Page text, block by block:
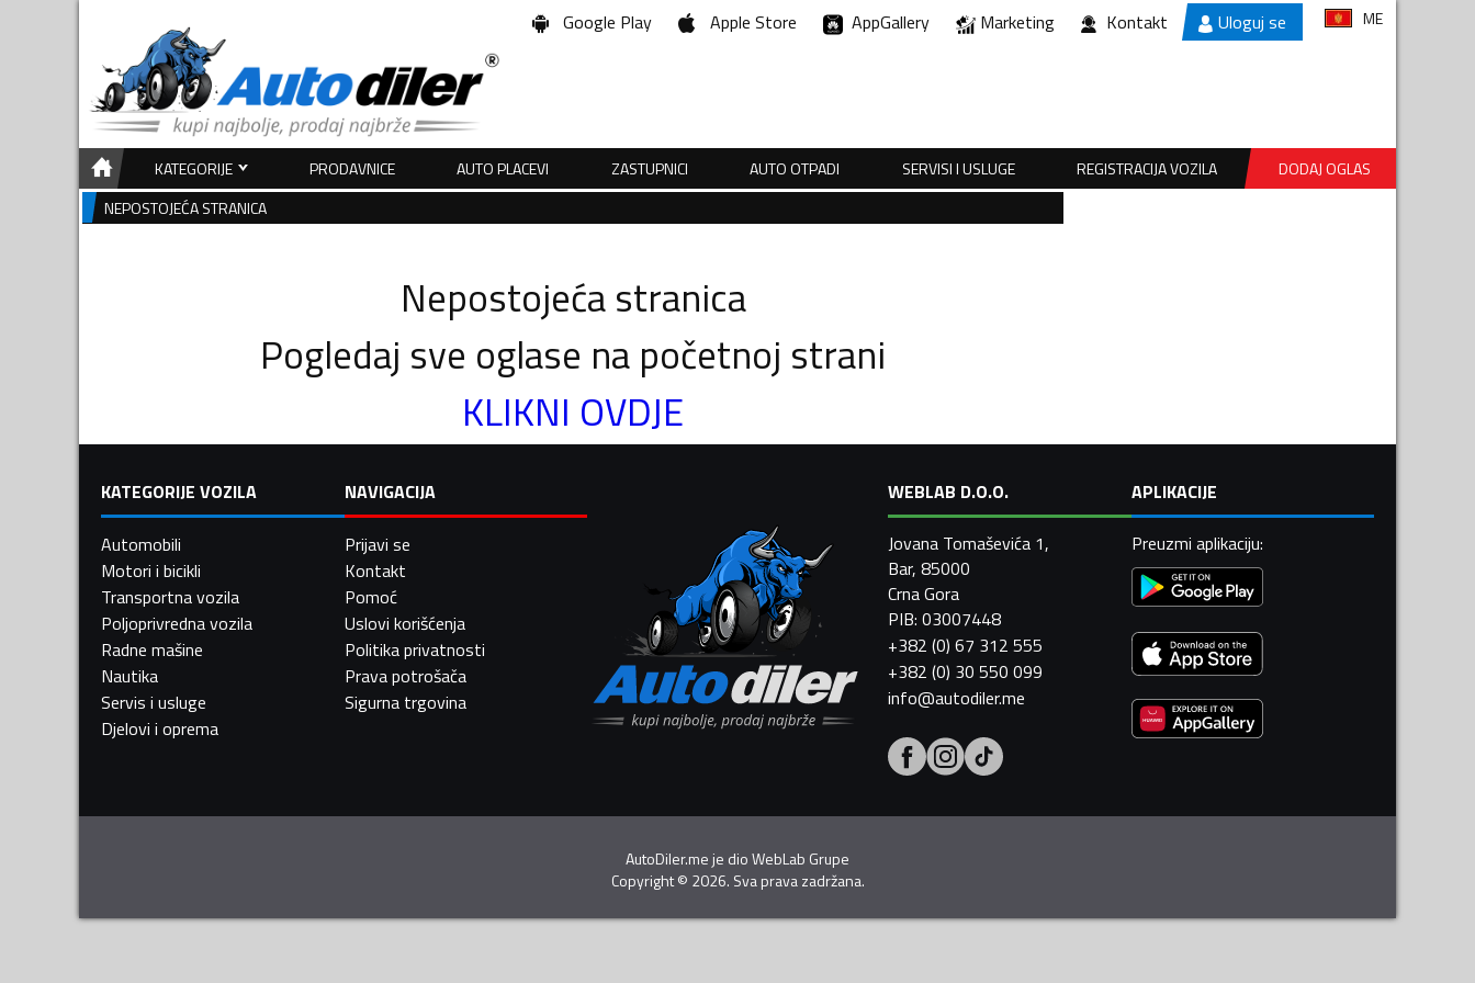
Google Play Apple Store AppGallery Marketing Kontakt Uloguj se ME
KATEGORIJE PRODAVNICE AUTO PLACEVI ZASTUPNICI AUTO OTPADI SERVISI I USLUGE REGISTRACIJA VOZILA
DODAJ OGLAS
NEPOSTOJEĆA STRANICA
Nepostojeća stranica
Pogledaj sve oglase na početnoj strani
KLIKNI OVDJE
KATEGORIJE VOZILA
Automobili
Motori i bicikli
Transportna vozila
Poljoprivredna vozila
Radne mašine
Nautika
Servis i usluge
Djelovi i oprema
NAVIGACIJA
Prijavi se
Kontakt
Pomoć
Uslovi korišćenja
Politika privatnosti
Prava potrošača
Sigurna trgovina
WEBLAB D.O.O.
Jovana Tomaševića 1,
Bar, 85000
Crna Gora
PIB: 03007448
+382 (0) 67 312 555
+382 (0) 30 550 099
info@autodiler.me
APLIKACIJE
Preuzmi aplikaciju:
AutoDiler.me je dioWebLab Grupe
Copyright© 2026. Sva prava zadržana.